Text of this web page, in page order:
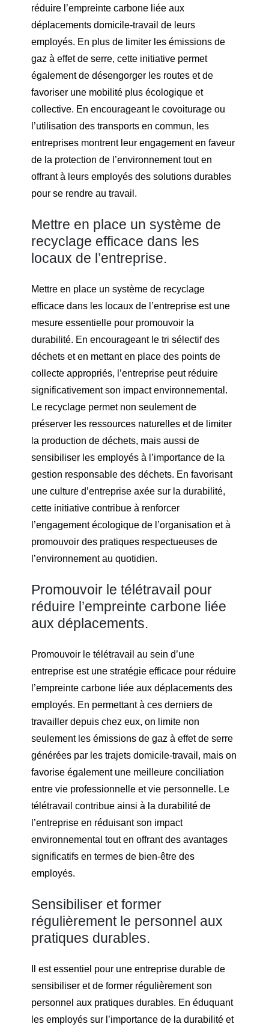
réduire l’empreinte carbone liée aux
déplacements domicile-travail de leurs
employés. En plus de limiter les émissions de
gaz à effet de serre, cette initiative permet
également de désengorger les routes et de
favoriser une mobilité plus écologique et
collective. En encourageant le covoiturage ou
l’utilisation des transports en commun, les
entreprises montrent leur engagement en faveur
de la protection de l’environnement tout en
offrant à leurs employés des solutions durables
pour se rendre au travail.
Mettre en place un système de
recyclage efficace dans les
locaux de l’entreprise.
Mettre en place un système de recyclage
efficace dans les locaux de l’entreprise est une
mesure essentielle pour promouvoir la
durabilité. En encourageant le tri sélectif des
déchets et en mettant en place des points de
collecte appropriés, l’entreprise peut réduire
significativement son impact environnemental.
Le recyclage permet non seulement de
préserver les ressources naturelles et de limiter
la production de déchets, mais aussi de
sensibiliser les employés à l’importance de la
gestion responsable des déchets. En favorisant
une culture d’entreprise axée sur la durabilité,
cette initiative contribue à renforcer
l’engagement écologique de l’organisation et à
promouvoir des pratiques respectueuses de
l’environnement au quotidien.
Promouvoir le télétravail pour
réduire l’empreinte carbone liée
aux déplacements.
Promouvoir le télétravail au sein d’une
entreprise est une stratégie efficace pour réduire
l’empreinte carbone liée aux déplacements des
employés. En permettant à ces derniers de
travailler depuis chez eux, on limite non
seulement les émissions de gaz à effet de serre
générées par les trajets domicile-travail, mais on
favorise également une meilleure conciliation
entre vie professionnelle et vie personnelle. Le
télétravail contribue ainsi à la durabilité de
l’entreprise en réduisant son impact
environnemental tout en offrant des avantages
significatifs en termes de bien-être des
employés.
Sensibiliser et former
régulièrement le personnel aux
pratiques durables.
Il est essentiel pour une entreprise durable de
sensibiliser et de former régulièrement son
personnel aux pratiques durables. En éduquant
les employés sur l’importance de la durabilité et